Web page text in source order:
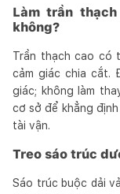
Làm trần
không?
Trần thạch cao có
cảm giác chia cắt.
giác; không làm
cơ sở để khẳng
tài vận.
Treo sáo trúc
Sáo trúc buộc dải